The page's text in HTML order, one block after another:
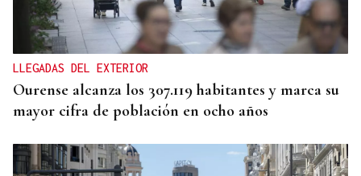
La ourensana Anna Soares roza el podio del
Campeonato de España de Ajedrez
LLEGADAS DEL EXTERIOR
Ourense alcanza los 307.119 habitantes y marca su
mayor cifra de población en ocho años